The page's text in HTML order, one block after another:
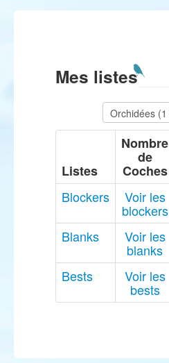
Mes listes
Listes
Nombre
de
Coches
Blockers
Voir les
blockers
Blanks Voir les
blanks
Bests
Voir les
bests